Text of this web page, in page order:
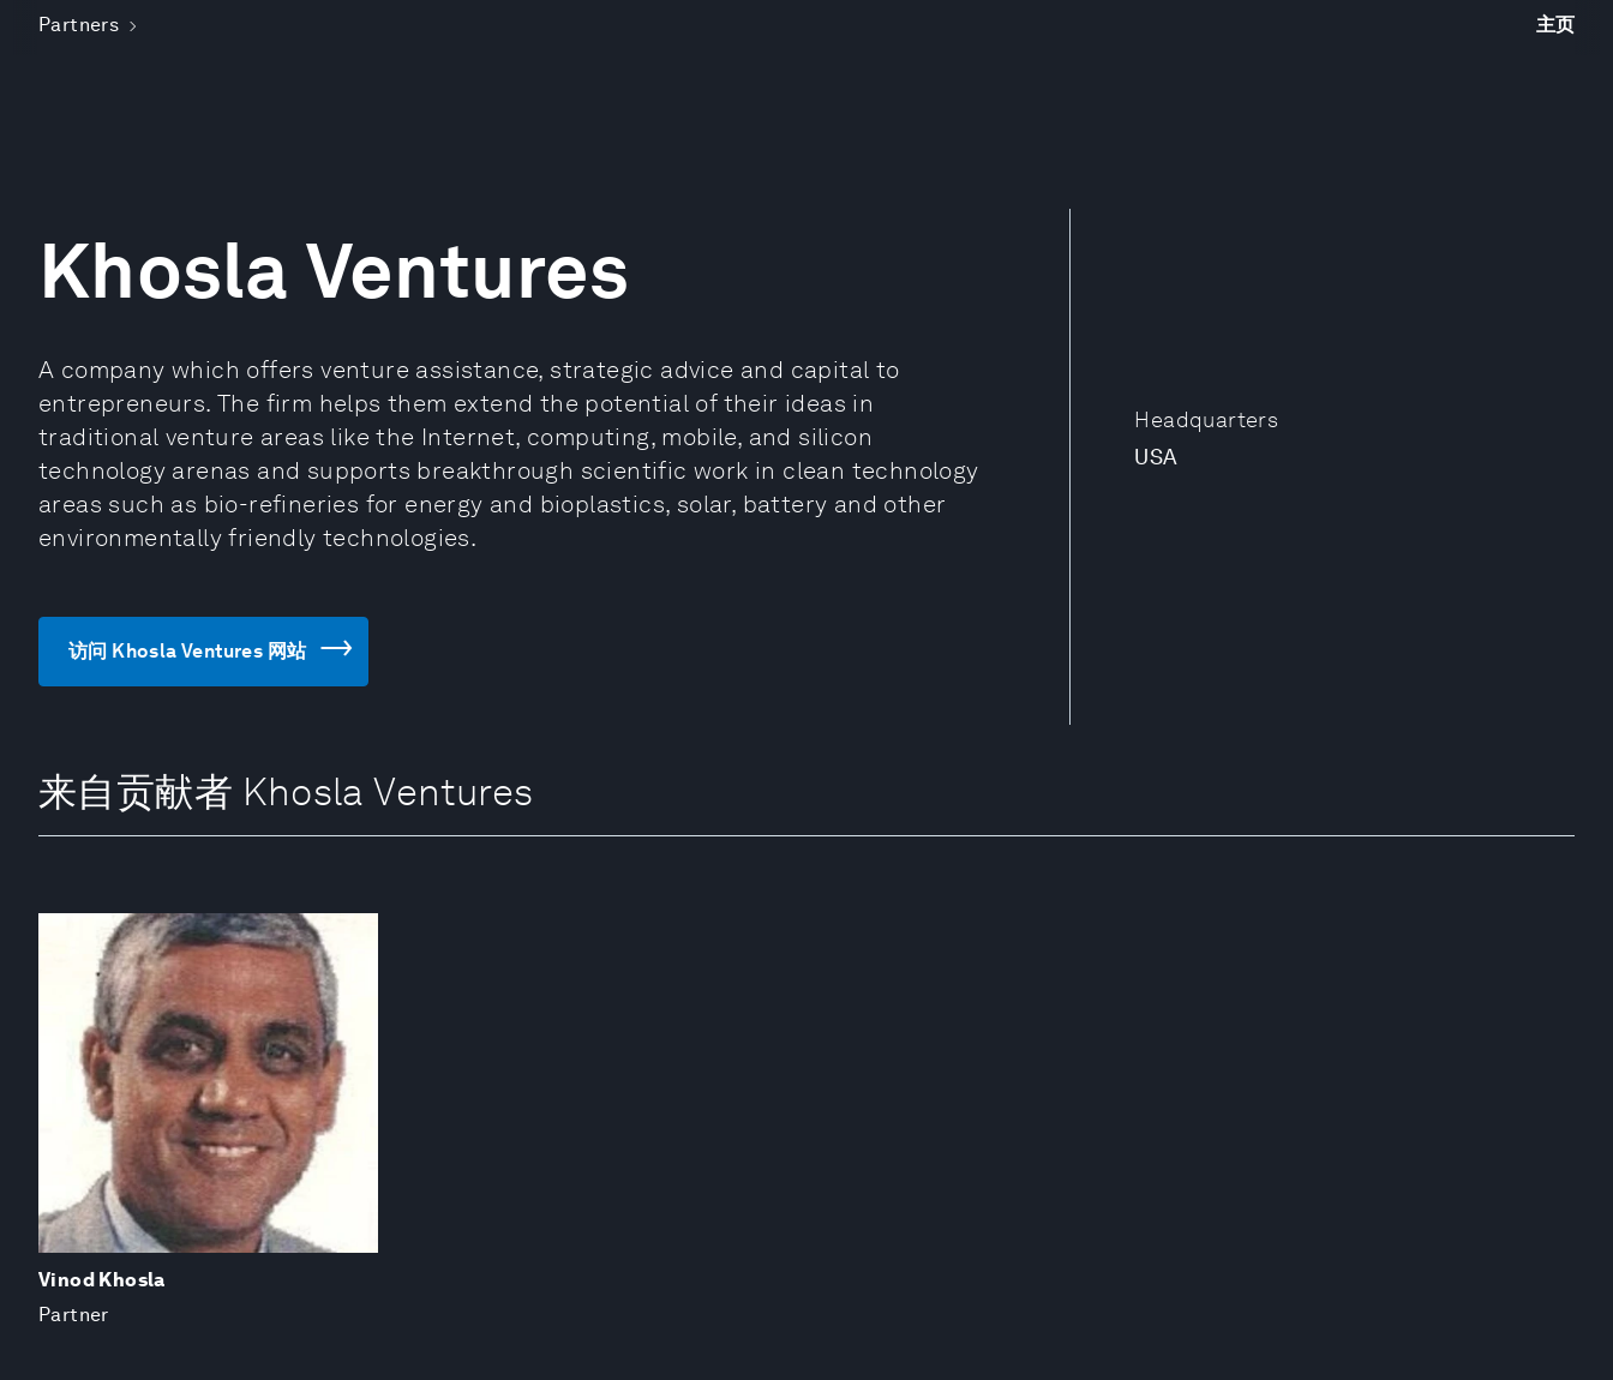
Partners 主页
Headquarters
USA
Khosla Ventures
A company which offers venture assistance, strategic advice and capital to
entrepreneurs. The firm helps them extend the potential of their ideas in
traditional venture areas like the Internet, computing, mobile, and silicon
technology arenas and supports breakthrough scientific work in clean technology
areas such as bio-refineries for energy and bioplastics, solar, battery and other
environmentally friendly technologies.
访问 Khosla Ventures 网站
来自贡献者 Khosla Ventures
Vinod Khosla
Partner